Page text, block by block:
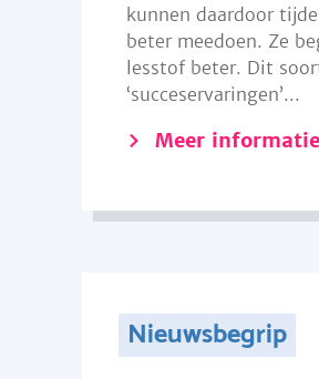
kunnen daardoor
beter meedoen. Ze
lesstof beter. Dit
‘succeservaringen’...
Meer informatie
Nieuwsbegrip